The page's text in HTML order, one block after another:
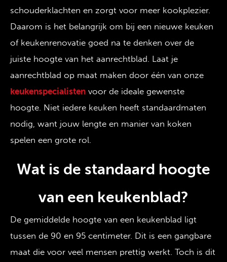
schouderklachten en zorgt voor meer kookplezier.
Daarom is het belangrijk om bij een nieuwe keuken
of keukenrenovatie goed na te denken over de
juiste hoogte van het aanrechtblad. Laat je
aanrechtblad op maat maken door één van onze
keukenspecialisten voor de ideale gewenste
hoogte. Niet iedere keuken heeft standaardmaten
nodig, want jouw lengte en manier van koken
spelen een grote rol.
Wat is de standaard hoogte
van een keukenblad?
De gemiddelde hoogte van een keukenblad ligt
tussen de 90 en 95 centimeter. Dit is een gangbare
maat die voor veel mensen prettig werkt. Toch is dit